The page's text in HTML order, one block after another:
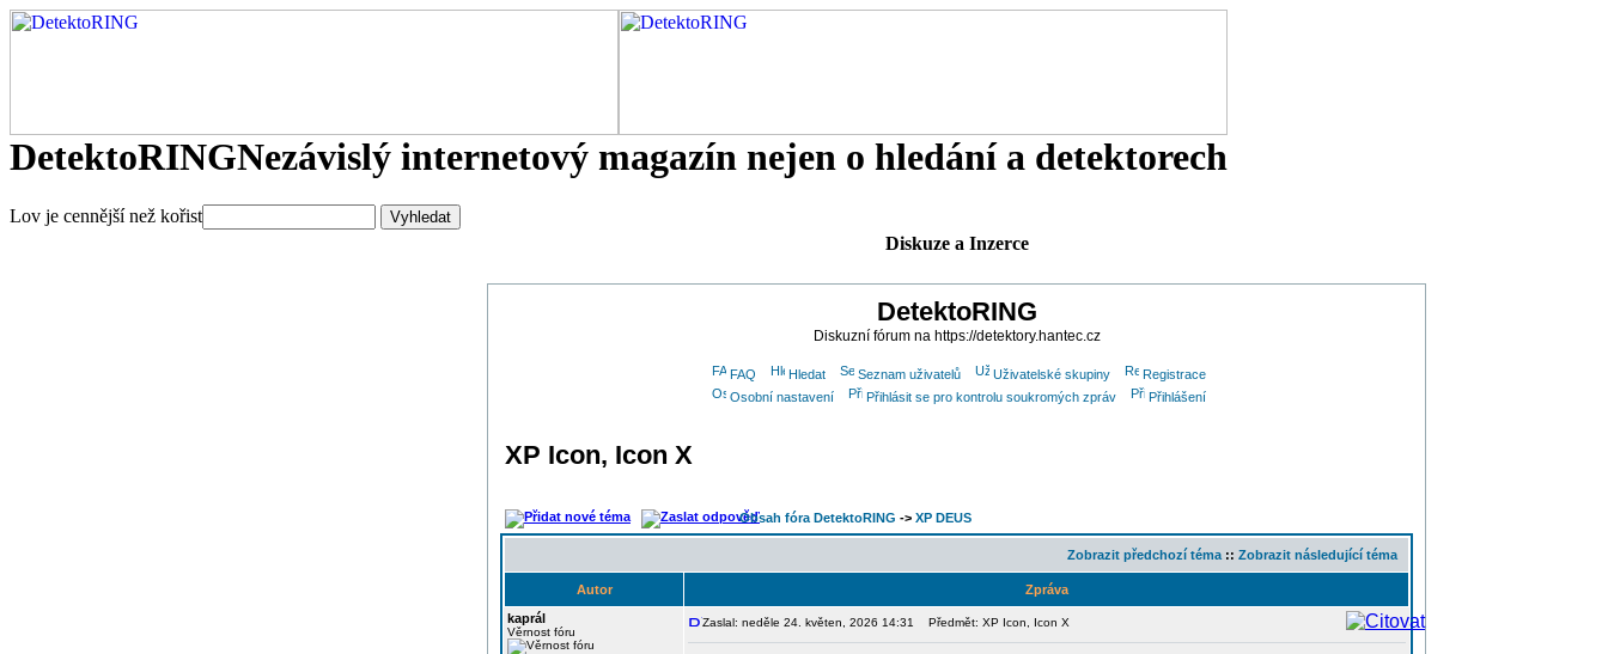
DetektoRINGNezávislý internetový magazín nejen o hledání a detektorech
Lov je cennější než kořist
Diskuze a Inzerce
DetektoRING
Diskuzní fórum na https://detektory.hantec.cz
FAQ Hledat Seznam uživatelů Uživatelské skupiny
Registrace
Osobní nastavení
Přihlásit se pro kontrolu soukromých zpráv Přihlášení
XP Icon, Icon X
Obsah fóra DetektoRING -> XP DEUS
Zobrazit předchozí téma :: Zobrazit následující téma
Autor
Zpráva
kaprál
Věrnost fóru
Zaslal: neděle 24. květen, 2026 14:31 Předmět: XP Icon, Icon X